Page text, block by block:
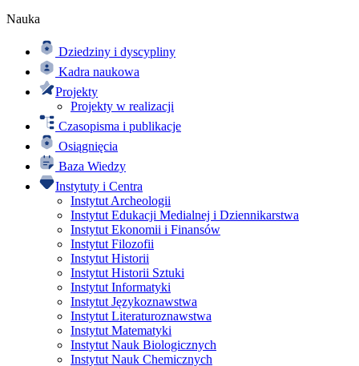
Nauka
Dziedziny i dyscypliny
Kadra naukowa
Projekty
Projekty w realizacji
Czasopisma i publikacje
Osiągnięcia
Baza Wiedzy
Instytuty i Centra
Instytut Archeologii
Instytut Edukacji Medialnej i Dziennikarstwa
Instytut Ekonomii i Finansów
Instytut Filozofii
Instytut Historii
Instytut Historii Sztuki
Instytut Informatyki
Instytut Językoznawstwa
Instytut Literaturoznawstwa
Instytut Matematyki
Instytut Nauk Biologicznych
Instytut Nauk Chemicznych